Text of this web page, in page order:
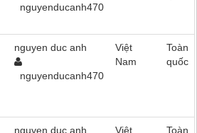
nguyenducanh470
nguyen duc anh
nguyenducanh470
Việt
Nam
Toàn
quốc
nguyen duc anh
Việt
Toàn